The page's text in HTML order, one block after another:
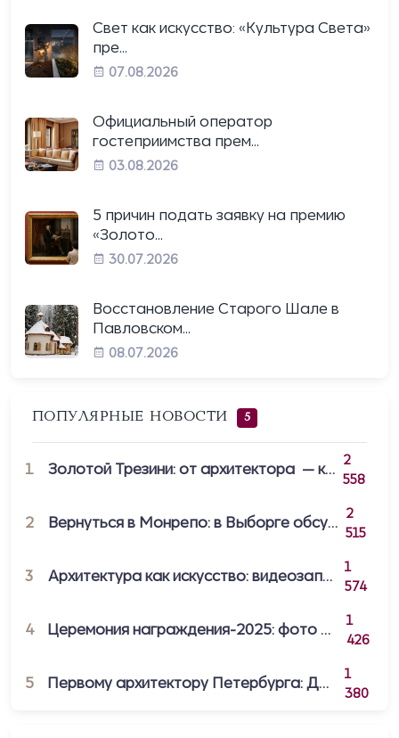
Свет как искусство: «Культура Света»
пре...
07.08.2026
Официальный оператор
гостеприимства прем...
03.08.2026
5 причин подать заявку на премию
«Золото...
30.07.2026
Восстановление Старого Шале в
Павловском...
08.07.2026
ПОПУЛЯРНЫЕ НОВОСТИ 5
1 Золотой Трезини: от архитектора — к пре...
2
558
2 Вернуться в Монрепо: в Выборге обсудили...
2
515
3 Архитектура как искусство: видеозапись ц...
1
574
4 Церемония награждения-2025: фото Михаила...
1
426
5 Первому архитектору Петербурга: Десять л...
1
380